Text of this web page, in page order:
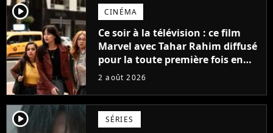
player2 CINÉMA
Ce soir à la télévision : ce film
Marvel avec Tahar Rahim diffusé
pour la toute première fois en
France
2 août 2026
player2 SÉRIES